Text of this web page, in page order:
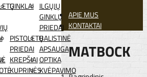
GINKLAI ILGŲJŲ
GINKLŲ
PRIEDAI
PISTOLETŲ
PRIEDAI
BALISTINĖ
APSAUGA
KREPŠIAI
KUPRINĖS
OPTIKA
KVĖPAVIMO
APIE MUS
KONTAKTAI
MATBOCK